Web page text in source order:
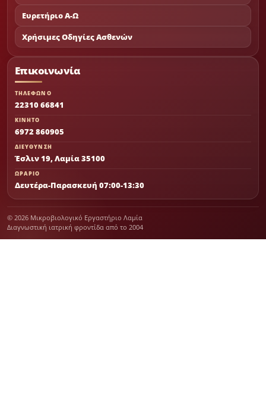
Ευρετήριο Α-Ω
Χρήσιμες Οδηγίες Ασθενών
Επικοινωνία
ΤΗΛΕΦΩΝΟ
22310 66841
ΚΙΝΗΤΟ
6972 860905
ΔΙΕΥΘΥΝΣΗ
Έσλιν 19, Λαμία 35100
ΩΡΑΡΙΟ
Δευτέρα-Παρασκευή 07:00-13:30
© 2026 Μικροβιολογικό Εργαστήριο Λαμία
Διαγνωστική ιατρική φροντίδα από το 2004